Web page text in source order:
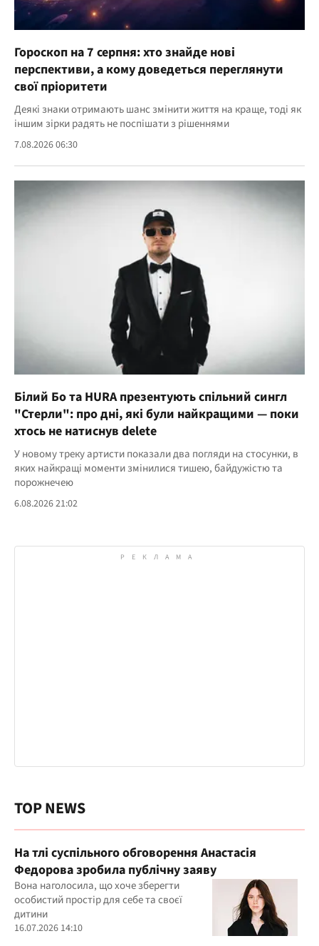
Гороскоп на 7 серпня: хто знайде нові
перспективи, а кому доведеться переглянути
свої пріоритети
Деякі знаки отримають шанс змінити життя на краще, тоді як
іншим зірки радять не поспішати з рішеннями
7.08.2026 06:30
Білий Бо та HURA презентують спільний сингл
"Стерли": про дні, які були найкращими — поки
хтось не натиснув delete
У новому треку артисти показали два погляди на стосунки, в
яких найкращі моменти змінилися тишею, байдужістю та
порожнечею
6.08.2026 21:02
TOP NEWS
На тлі суспільного обговорення Анастасія
Федорова зробила публічну заяву
Вона наголосила, що хоче зберегти
особистий простір для себе та своєї
дитини
16.07.2026 14:10